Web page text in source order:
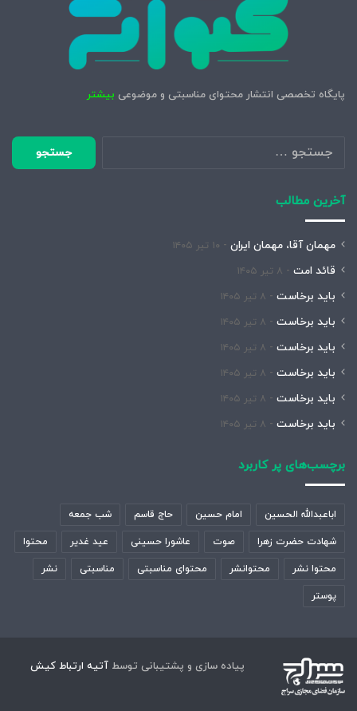
پایگاه تخصصی انتشار محتوای مناسبتی و موضوعی بیشتر
جستجو
برای:
آخرین مطالب
مهمان آقا، مهمان ایران ۱۰ تیر ۱۴۰۵
قائد امت ۸ تیر ۱۴۰۵
باید برخاست ۸ تیر ۱۴۰۵
باید برخاست ۸ تیر ۱۴۰۵
باید برخاست ۸ تیر ۱۴۰۵
باید برخاست ۸ تیر ۱۴۰۵
باید برخاست ۸ تیر ۱۴۰۵
باید برخاست ۸ تیر ۱۴۰۵
برچسب‌های پر کاربرد
اباعبدالله الحسین امام حسین حاج قاسم شب جمعه
شهادت حضرت زهرا صوت عاشورا حسینی عید غدیر محتوا
محتوا نشر محتوانشر محتوای مناسبتی مناسبتی نشر
پوستر
پیاده سازی و پشتیبانی توسط آتیه ارتباط کیش